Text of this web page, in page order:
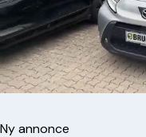
Ny annonce